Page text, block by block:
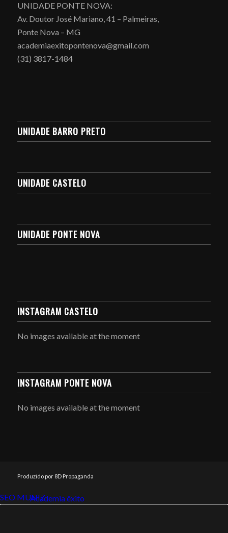
UNIDADE PONTE NOVA:
Av. Doutor José Mariano, 41 – Palmeiras,
Ponte Nova – MG
academiaexitopontenova@gmail.com
(31) 3817-1484
UNIDADE BARRO PRETO
UNIDADE CASTELO
UNIDADE PONTE NOVA
INSTAGRAM CASTELO
No images available at the moment
INSTAGRAM PONTE NOVA
No images available at the moment
Produzido por 8D Propaganda
SEO MUNIZ
Link112Academia êxito